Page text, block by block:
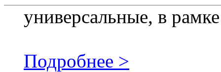
универсальные, в
Подробнее >